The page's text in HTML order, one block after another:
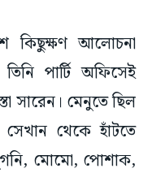
কিছুক্ষণ আলোচনা
পার্টি অফিসেই
সারেন। মেনুতে ছিল
সেখান থেকে হাঁটতে
মোমো, পোশাক,